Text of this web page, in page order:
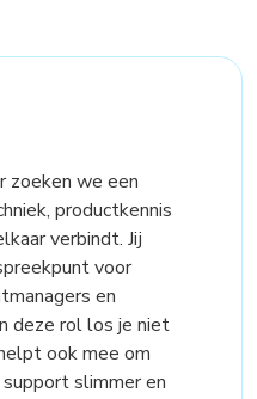
zoeken we een
productkennis
verbindt. Jij
voor
en
deze rol los je niet
ook mee om
slimmer en